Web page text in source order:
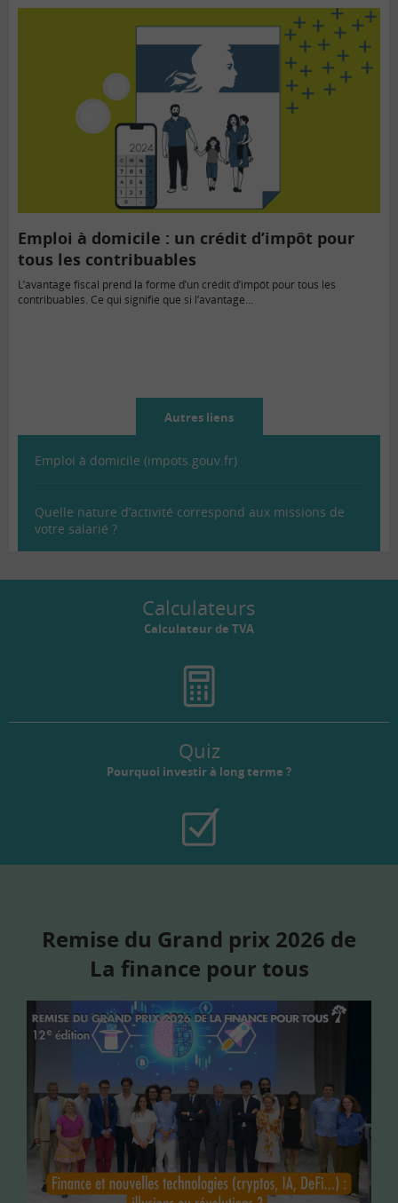
Emploi à domicile : un crédit d’impôt pour
tous les contribuables
L’avantage fiscal prend la forme d’un crédit d’impôt pour tous les
contribuables. Ce qui signifie que si l’avantage…
Autres liens
Emploi à domicile (impots.gouv.fr)
Quelle nature d’activité correspond aux missions de
votre salarié ?
Calculateurs
Calculateur de TVA
Quiz
Pourquoi investir à long terme ?
Remise du Grand prix 2026 de
La finance pour tous